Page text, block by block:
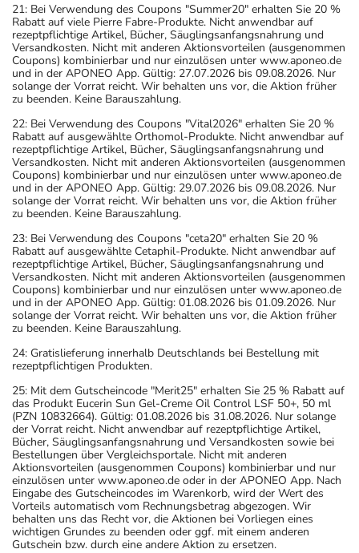
Achten Sie vor allem darauf, wenn Sie am Straßenverkehr
teilnehmen oder Maschinen (auch im Haushalt) bedienen,
mit denen Sie sich verletzen können.
- Vorsicht: Vermeiden Sie die Einnahme von Alkohol.
- Bei Frauen im gebärfähigen Alter sind während und
wirksame Verhütungsmethoden erforderlich. Sprechen
Sie hierzu Ihren Arzt oder Apotheker an.
- Bei Männern im zeugungsfähigen Alter sind während
und unter Umständen auch eine zeitlang nach der
Therapie wirksame Verhütungsmethoden erforderlich.
- Durch plötzliches Absetzen können Probleme oder
Beschwerden auftreten. Deshalb sollte die Behandlung
langsam, das heißt mit einem schrittweisen
Ausschleichen der Dosis, beendet werden. Lassen Sie
sich dazu am besten von Ihrem Arzt oder Apotheker
- Vor Beginn der Behandlung sollte ein
- Während der Behandlung sind geeignete
schwangerschaftsverhütende Maßnahmen durchzuführen.
- Vorsicht bei Allergie gegen Propylenglykol und ähnliche
Stoffe!
- Vorsicht bei Allergie gegen Natriumlaurylsulfat und
ähnliche Stoffe!
- Es kann Arzneimittel geben, mit denen
Wechselwirkungen auftreten. Sie sollten deswegen
21: Bei Verwendung des Coupons "Summer20" erhalten Sie 20 %
Rabatt auf viele Pierre Fabre-Produkte. Nicht anwendbar auf
rezeptpflichtige Artikel, Bücher, Säuglingsanfangsnahrung und
Versandkosten. Nicht mit anderen Aktionsvorteilen (ausgenommen
Coupons) kombinierbar und nur einzulösen unter www.aponeo.de
und in der APONEO App. Gültig: 27.07.2026 bis 09.08.2026. Nur
solange der Vorrat reicht. Wir behalten uns vor, die Aktion früher
zu beenden. Keine Barauszahlung.
22: Bei Verwendung des Coupons "Vital2026" erhalten Sie 20 %
Rabatt auf ausgewählte Orthomol-Produkte. Nicht anwendbar auf
rezeptpflichtige Artikel, Bücher, Säuglingsanfangsnahrung und
Versandkosten. Nicht mit anderen Aktionsvorteilen (ausgenommen
Coupons) kombinierbar und nur einzulösen unter www.aponeo.de
und in der APONEO App. Gültig: 29.07.2026 bis 09.08.2026. Nur
solange der Vorrat reicht. Wir behalten uns vor, die Aktion früher
zu beenden. Keine Barauszahlung.
23: Bei Verwendung des Coupons "ceta20" erhalten Sie 20 %
Rabatt auf ausgewählte Cetaphil-Produkte. Nicht anwendbar auf
rezeptpflichtige Artikel, Bücher, Säuglingsanfangsnahrung und
Versandkosten. Nicht mit anderen Aktionsvorteilen (ausgenommen
Coupons) kombinierbar und nur einzulösen unter www.aponeo.de
und in der APONEO App. Gültig: 01.08.2026 bis 01.09.2026. Nur
solange der Vorrat reicht. Wir behalten uns vor, die Aktion früher
zu beenden. Keine Barauszahlung.
24: Gratislieferung innerhalb Deutschlands bei Bestellung mit
rezeptpflichtigen Produkten.
25: Mit dem Gutscheincode "Merit25" erhalten Sie 25 % Rabatt auf
das Produkt Eucerin Sun Gel-Creme Oil Control LSF 50+, 50 ml
(PZN 10832664). Gültig: 01.08.2026 bis 31.08.2026. Nur solange
der Vorrat reicht. Nicht anwendbar auf rezeptpflichtige Artikel,
Bücher, Säuglingsanfangsnahrung und Versandkosten sowie bei
Bestellungen über Vergleichsportale. Nicht mit anderen
Aktionsvorteilen (ausgenommen Coupons) kombinierbar und nur
einzulösen unter www.aponeo.de oder in der APONEO App. Nach
Eingabe des Gutscheincodes im Warenkorb, wird der Wert des
Vorteils automatisch vom Rechnungsbetrag abgezogen. Wir
behalten uns das Recht vor, die Aktionen bei Vorliegen eines
wichtigen Grundes zu beenden oder ggf. mit einem anderen
Gutschein bzw. durch eine andere Aktion zu ersetzen.